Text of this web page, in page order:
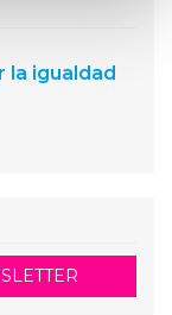
la igualdad